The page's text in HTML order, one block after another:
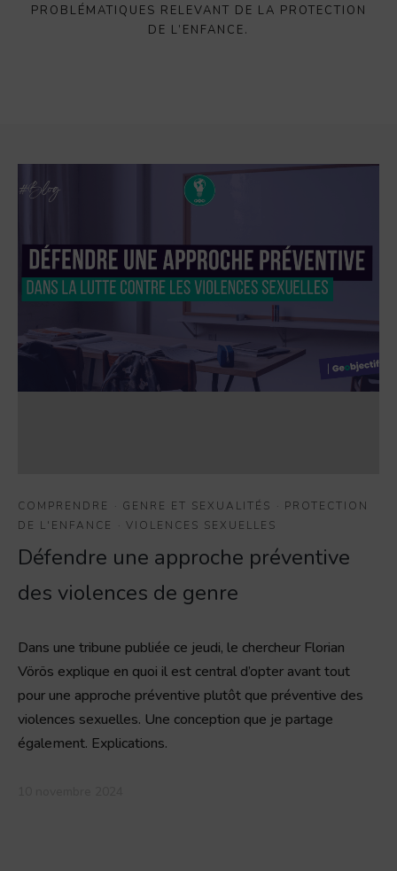
PROBLÉMATIQUES RELEVANT DE LA PROTECTION
DE L’ENFANCE.
COMPRENDRE · GENRE ET SEXUALITÉS · PROTECTION
DE L'ENFANCE
· VIOLENCES SEXUELLES
Défendre une approche préventive
des violences de genre
Dans une tribune publiée ce jeudi, le chercheur Florian
Vörös explique en quoi il est central d’opter avant tout
pour une approche préventive plutôt que préventive des
violences sexuelles. Une conception que je partage
également. Explications.